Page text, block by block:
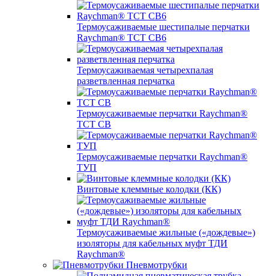
Термоусаживаемые шестипалые перчатки
Raychman® ТСТ СВ6
Термоусаживаемая четырехпалая
разветвленная перчатка
Термоусаживаемые перчатки Raychman®
TCT CB
Термоусаживаемые перчатки Raychman®
ТУП
Винтовые клеммные колодки (КК)
Термоусаживаемые жильные («дождевые»)
изоляторы для кабельных муфт ТДИ
Raychman®
Пневмотрубки